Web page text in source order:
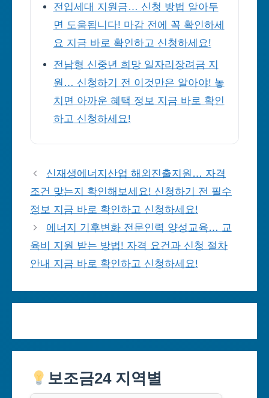
전입세대 지원금… 신청 방법 알아두
면 도움됩니다! 마감 전에 꼭 확인하세
요 지금 바로 확인하고 신청하세요!
전남형 신중년 희망 일자리장려금 지
원… 신청하기 전 이것만은 알아야! 놓
치면 아까운 혜택 정보 지금 바로 확인
하고 신청하세요!
신재생에너지산업 해외진출지원… 자격
조건 맞는지 확인해보세요! 신청하기 전 필수
정보 지금 바로 확인하고 신청하세요!
에너지 기후변화 전문인력 양성교육… 교
육비 지원 받는 방법! 자격 요건과 신청 절차
안내 지금 바로 확인하고 신청하세요!
보조금24 지역별